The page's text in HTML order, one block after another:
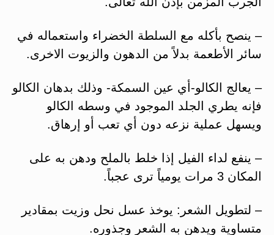
– ينصح بأكله مع السلطة الخضراء واستعماله في
سائر الأطعمة بدلاً من الدهون والزيوت الاخرى.
– يعالج الكالو-أي عين السمكة- وذلك بدهان الكالو
فإنه يطري الجلد الموجود في وسطه الكالو
ويسهل عملية نزعه دون أي تعب أو إرهاق.
– ينفع لداء الفيل إذا خلط بالملح ودهن به على
المكان 3 مرات يومياً ترى عجباً.
– لتطويل الشعر: يوخذ عسل نحل وزيت بمقادير
متساوية ويدهن به الشعر وجذوره.